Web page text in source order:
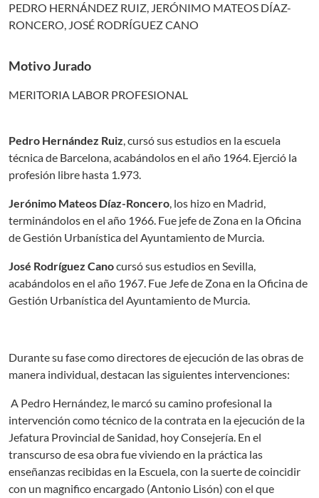
PEDRO HERNÁNDEZ RUIZ, JERÓNIMO MATEOS DÍAZ-
RONCERO, JOSÉ RODRÍGUEZ CANO
Motivo Jurado
MERITORIA LABOR PROFESIONAL
Pedro Hernández Ruiz, cursó sus estudios en la escuela
técnica de Barcelona, acabándolos en el año 1964. Ejerció la
profesión libre hasta 1.973.
Jerónimo Mateos Díaz-Roncero, los hizo en Madrid,
terminándolos en el año 1966. Fue jefe de Zona en la Oficina
de Gestión Urbanística del Ayuntamiento de Murcia.
José Rodríguez Canocursó sus estudios en Sevilla,
acabándolos en el año 1967. Fue Jefe de Zona en la Oficina de
Gestión Urbanística del Ayuntamiento de Murcia.
Durante su fase como directores de ejecución de las obras de
manera individual, destacan las siguientes intervenciones:
A Pedro Hernández, le marcó su camino profesional la
intervención como técnico de la contrata en la ejecución de la
Jefatura Provincial de Sanidad, hoy Consejería. En el
transcurso de esa obra fue viviendo en la práctica las
enseñanzas recibidas en la Escuela, con la suerte de coincidir
con un magnifico encargado (Antonio Lisón) con el que